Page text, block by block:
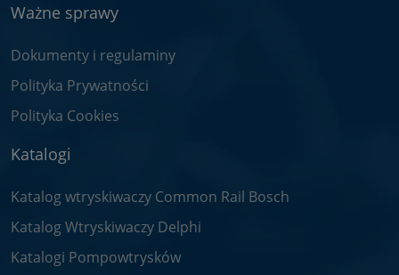
Ważne sprawy
Dokumenty i regulaminy
Polityka Prywatności
Polityka Cookies
Katalogi
Katalog wtryskiwaczy Common Rail Bosch
Katalog Wtryskiwaczy Delphi
Katalogi Pompowtrysków